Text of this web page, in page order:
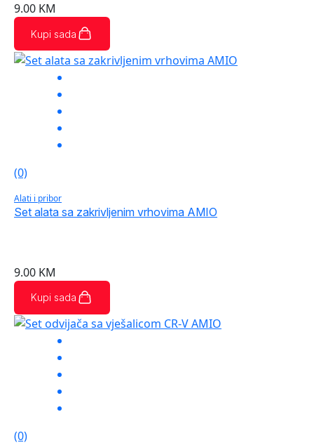
9.00 KM
Kupi sada
(0)
Alati i pribor
Set alata sa zakrivljenim vrhovima AMIO
9.00 KM
Kupi sada
(0)